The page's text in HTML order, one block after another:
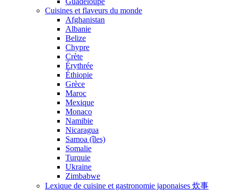
Cuisines et flaveurs du monde
Afghanistan
Albanie
Belize
Chypre
Crète
Érythrée
Éthiopie
Grèce
Maroc
Mexique
Monaco
Namibie
Nicaragua
Samoa (îles)
Somalie
Turquie
Ukraine
Zimbabwe
Lexique de cuisine et gastronomie japonaises 炊事